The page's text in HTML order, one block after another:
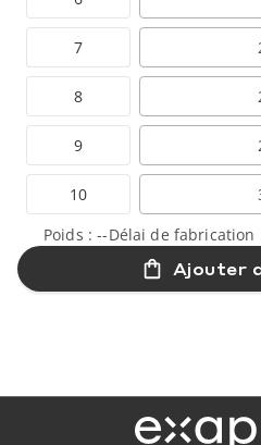
7
8
9
10
Poids :--Délai de fabrication
Ajouter